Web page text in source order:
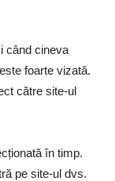
când cineva
foarte vizată.
către site-ul
în timp.
pe site-ul dvs.